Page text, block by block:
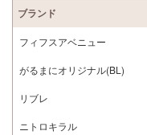
ブランド
フィフスアベニュー
がるまにオリジナル(BL)
リブレ
ニトロキラル